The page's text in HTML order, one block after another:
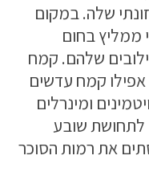
שלה. במקום
בחום
שלהם. קמח
אפילו קמח עדשים
ומינרלים
לתחושת שובע
את רמות הסוכר